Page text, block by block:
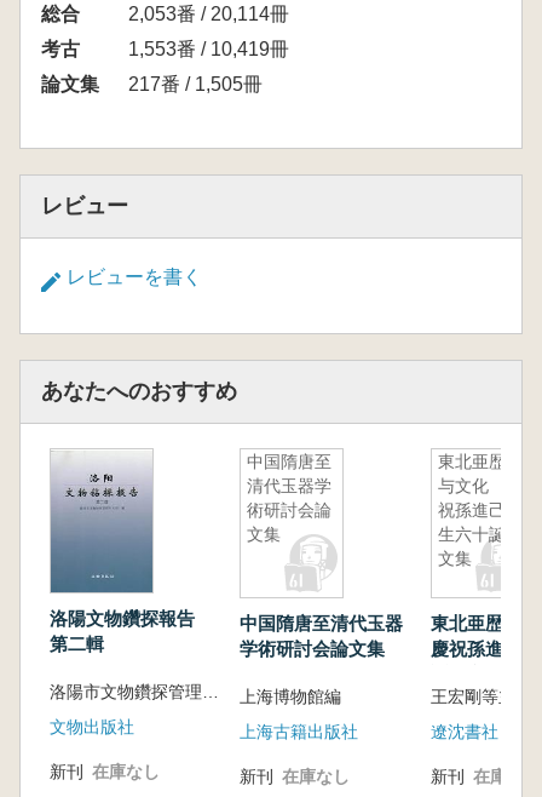
総合
2,053番 / 20,114冊
考古
1,553番 / 10,419冊
論文集
217番 / 1,505冊
レビュー
レビューを書く
あなたへのおすすめ
洛陽文物鑽探報告
第二輯
洛陽市文物鑽探管理協公室編
文物出版社
新刊 在庫なし
中国隋唐至
清代玉器学
術研討会論
文集
中国隋唐至清代玉器
学術研討会論文集
上海博物館編
上海古籍出版社
新刊 在庫なし
東北亜歴史
与文化 慶
祝孫進己先
生六十誕辰
文集
東北亜歴史
慶祝孫進己
王宏剛等主編
遼沈書社
新刊 在庫なし